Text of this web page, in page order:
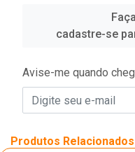
cadastre-se
Avise-me quando
Produtos Relacionados